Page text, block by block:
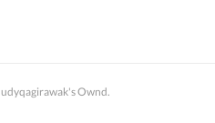
udyqagirawak's Ownd.